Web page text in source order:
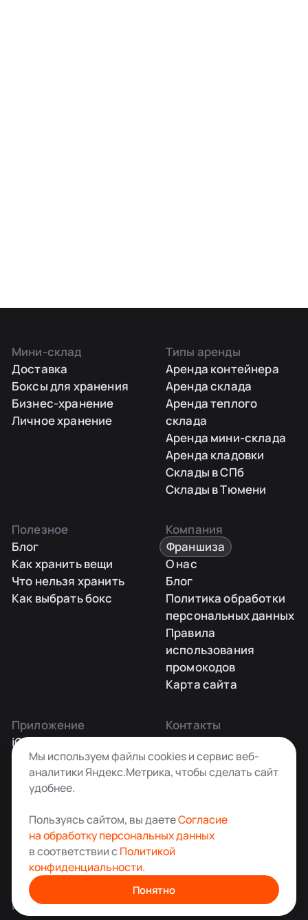
Мини-склад
Доставка
Боксы для хранения
Бизнес-хранение
Личное хранение
Типы аренды
Аренда контейнера
Аренда склада
Аренда теплого
склада
Аренда мини-склада
Аренда кладовки
Склады в СПб
Склады в Тюмени
Полезное
Блог
Как хранить вещи
Что нельзя хранить
Как выбрать бокс
Компания
Франшиза
О нас
Блог
Политика обработки
персональных данных
Правила
использования
промокодов
Карта сайта
Приложение
iOS
Android
Контакты
Заказать звонок
+7 495 181-55-45
info@kladovkin.ru
Аренда склада для хранения вещей в Москве
© ООО «Кладовкин» 2026. Все права защищены
ИНН:7100007940 ОГРН:1217100007805
Мы используем файлы cookies и сервис веб-
аналитики Яндекс.Метрика, чтобы сделать сайт
удобнее.
Пользуясь сайтом, вы даетеСогласие
на обработку персональных данных
в соответствии с Политикой
конфиденциальности.
Понятно